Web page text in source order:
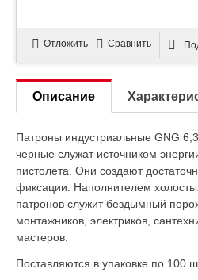
Отложить Сравнить
Описание
Патроны индустриальные GNG
черные служат источником
пистолета. Они создают
фиксации. Наполнителем
патронов служит бездымный
монтажников, электриков,
мастеров.
Поставляются в упаковке по 100